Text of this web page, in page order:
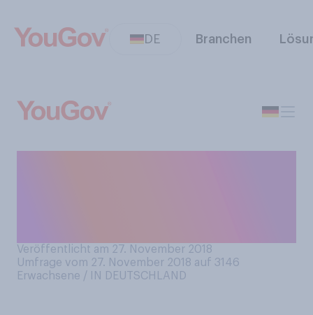
DE Branchen
Veröffentlicht am 27. November 2018
Umfrage vom 27. November 2018 auf 3146
Erwachsene / IN DEUTSCHLAND